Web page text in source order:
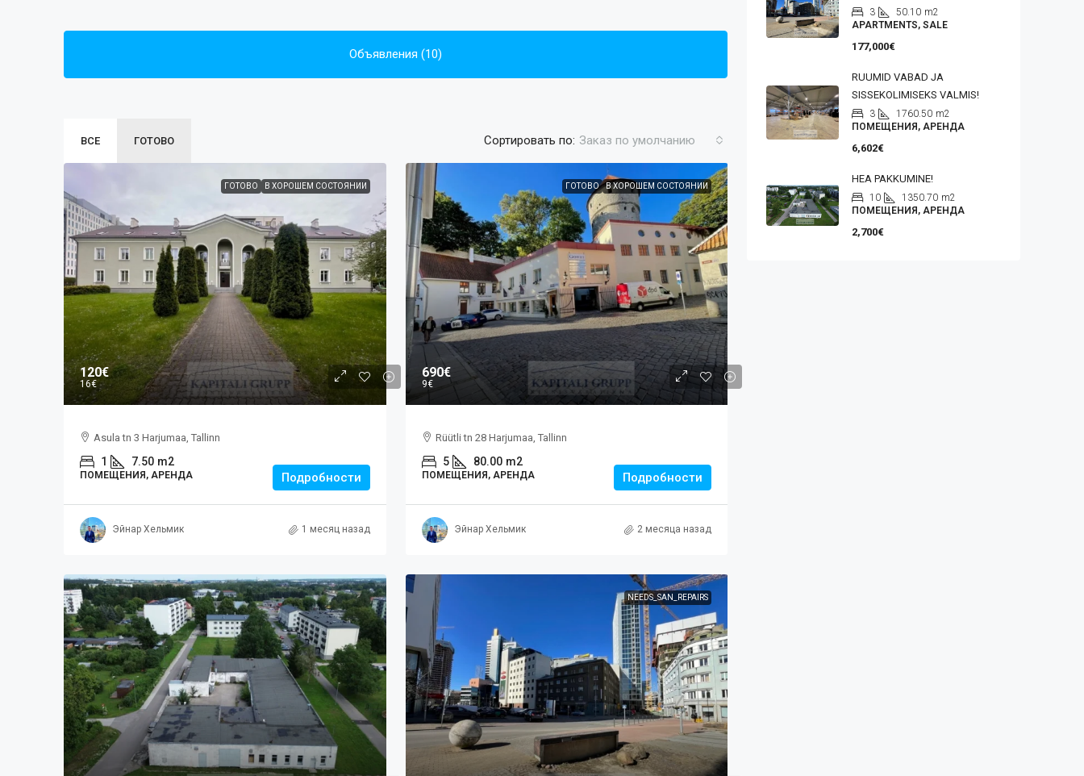
Объявления (10)
ВСЕ ГОТОВО Сортировать по: Заказ по умолчанию
ГОТОВО В ХОРОШЕМ СОСТОЯНИИ
120€
16€
Asula tn 3 Harjumaa, Tallinn
1 7.50 m2
ПОМЕЩЕНИЯ, АРЕНДА Подробности
Эйнар Хельмик 1 месяц назад
ГОТОВО В ХОРОШЕМ СОСТОЯНИИ
690€
9€
Rüütli tn 28 Harjumaa, Tallinn
5 80.00 m2
ПОМЕЩЕНИЯ, АРЕНДА Подробности
Эйнар Хельмик 2 месяца назад
NEEDS_SAN_REPAIRS
3 50.10 m2
APARTMENTS, SALE
177,000€
RUUMID VABAD JA
SISSEKOLIMISEKS VALMIS!
3 1760.50 m2
ПОМЕЩЕНИЯ, АРЕНДА
6,602€
HEA PAKKUMINE!
10 1350.70 m2
ПОМЕЩЕНИЯ, АРЕНДА
2,700€